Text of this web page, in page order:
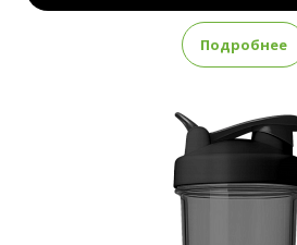
Подробнее